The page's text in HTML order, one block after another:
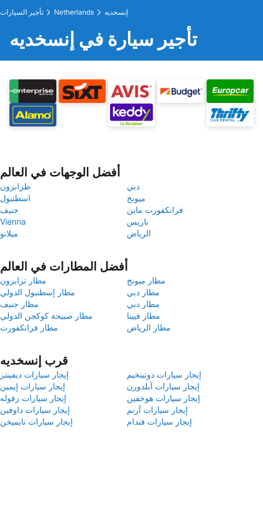
تأجير السيارات Netherlands إنسخديه
تأجير سيارة في إنسخديه
أفضل الوجهات في العالم
طرابزون
دبي
اسطنبول
ميونخ
جنيف
فرانكفورت ماين
Vienna
باريس
ميلانو
الرياض
أفضل المطارات في العالم
مطار ترابزون
مطار ميونخ
مطار إسطنبول الدولي
مطار دبي
مطار جنيف
مطار دبي
مطار صبيحة كوكجن الدولي
مطار فيينا
مطار فرانكفورت
مطار الرياض
قرب إنسخديه
إيجار سيارات ديفينتر
إيجار سيارات دوتينخيم
إيجار سيارات إيمين
إيجار سيارات آبلدورن
إيجار سيارات زفوله
إيجار سيارات هوخفين
إيجار سيارات داوفين
إيجار سيارات آرنم
إيجار سيارات نايميخن
إيجار سيارات فندام